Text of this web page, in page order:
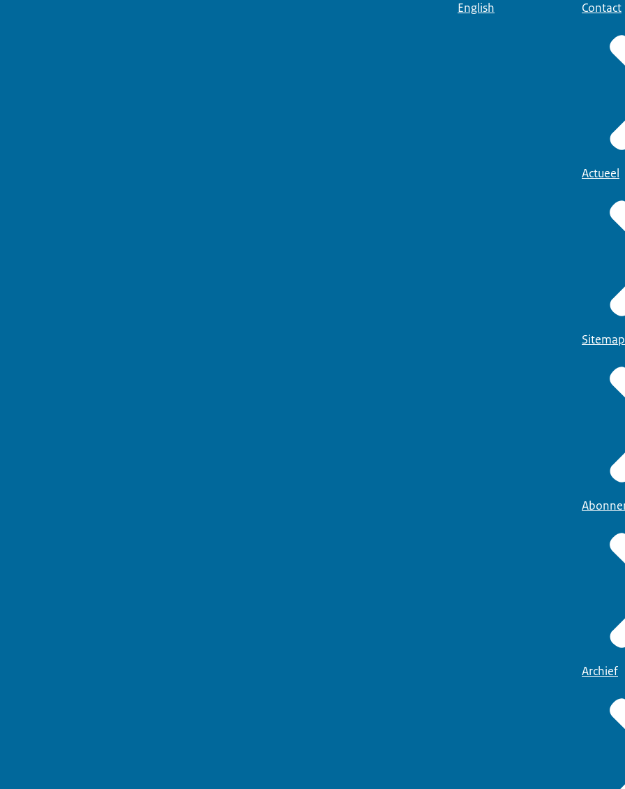
English Contact
Actueel
Sitemap
Archief